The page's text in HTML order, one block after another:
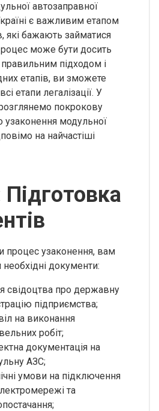
автозаправної
є важливим етапом
які бажають займатися
може бути досить
підходом і
етапів, ви зможете
етапи легалізації. У
покрокову
узаконення модульної
на найчастіші
процес узаконення, вам
необхідні документи:
свідоцтва про державну
підприємства;
на виконання
робіт;
документація на
АЗС;
умови на підключення
та